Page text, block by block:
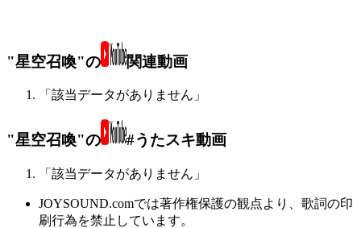
"星空召喚"の 関連動画
「該当データがありません」
"星空召喚"の #うたスキ動画
「該当データがありません」
JOYSOUND.comでは著作権保護の観点より、歌詞の印
刷行為を禁止しています。